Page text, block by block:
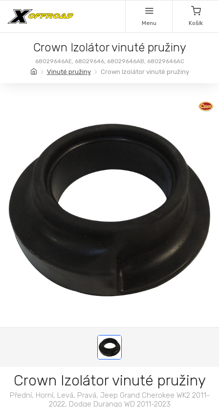
Menu Košík
Crown Izolátor vinuté pružiny
68029646AE, 68029646, 68029646AB, 68029646AC
Vinuté pružiny Crown Izolátor vinuté pružiny
Crown Izolátor vinuté pružiny
Přední, Horní, Levá, Pravá, Jeep Grand Cherokee WK2 2011-
2022, Dodge Durango WD 2011-2023